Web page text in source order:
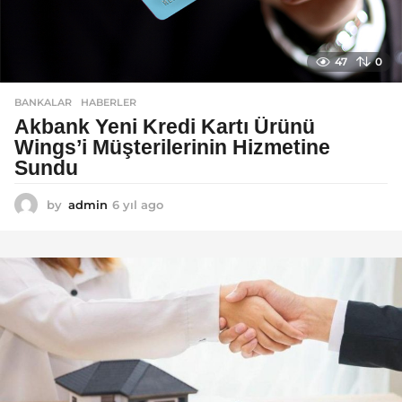
47 0
BANKALAR ,HABERLER
Akbank Yeni Kredi Kartı Ürünü
Wings’i Müşterilerinin Hizmetine
Sundu
by admin 6 yıl ago